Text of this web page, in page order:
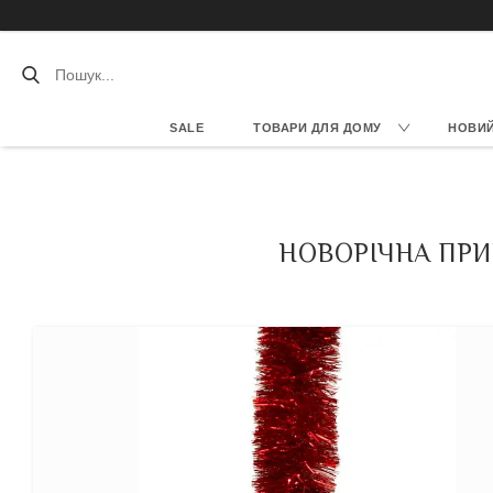
SALE ТОВАРИ ДЛЯ ДОМУ НОВИЙ
НОВОРІЧНА